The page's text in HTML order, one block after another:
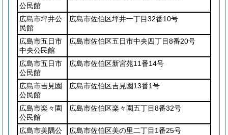
公民館
広島市坪井公
民館
広島市佐伯区坪井一丁目32番10号
広島市五日市
中央公民館
広島市佐伯区五日市中央四丁目8番20号
広島市五日市
公民館
広島市佐伯区新宮苑11番14号
広島市吉見園
公民館
広島市佐伯区吉見園13番1号
広島市楽々園
公民館
広島市佐伯区楽々園五丁目8番32号
広島市美隅公
広島市佐伯区美の里二丁目1番25号